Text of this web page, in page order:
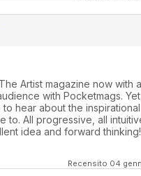
Artist magazine now with
with Pocketmags.
hear about the inspirational
to. All progressive, all
idea and forward thinking!
Recensito 04